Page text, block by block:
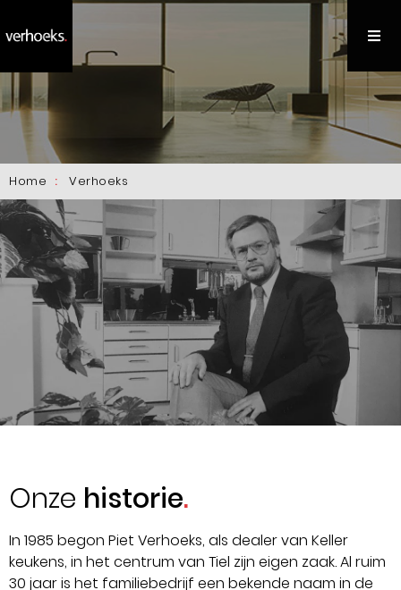
Home Verhoeks
Onze historie
In 1985 begon Piet Verhoeks, als dealer van Keller
keukens, in het centrum van Tiel zijn eigen zaak. Al ruim
30 jaar is het familiebedrijf een bekende naam in de